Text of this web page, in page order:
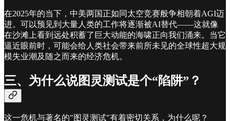
在2025年的当下，中美两国正如同太空竞赛般争相朝着AGI迈
进。可以预见到大量人类的工作将逐渐被AI替代——这就像
在沙滩上看到远处积蓄了巨大动能的海啸正向我们涌来。当它
逼近眼前时，可能会给人类社会带来前所未见的全球性超大规
模失业潮及随之而来的经济危机。
三、为什么说图灵测试是个“陷阱”？
这一危机与著名的"图灵测试"有着密切关系，为什么呢？